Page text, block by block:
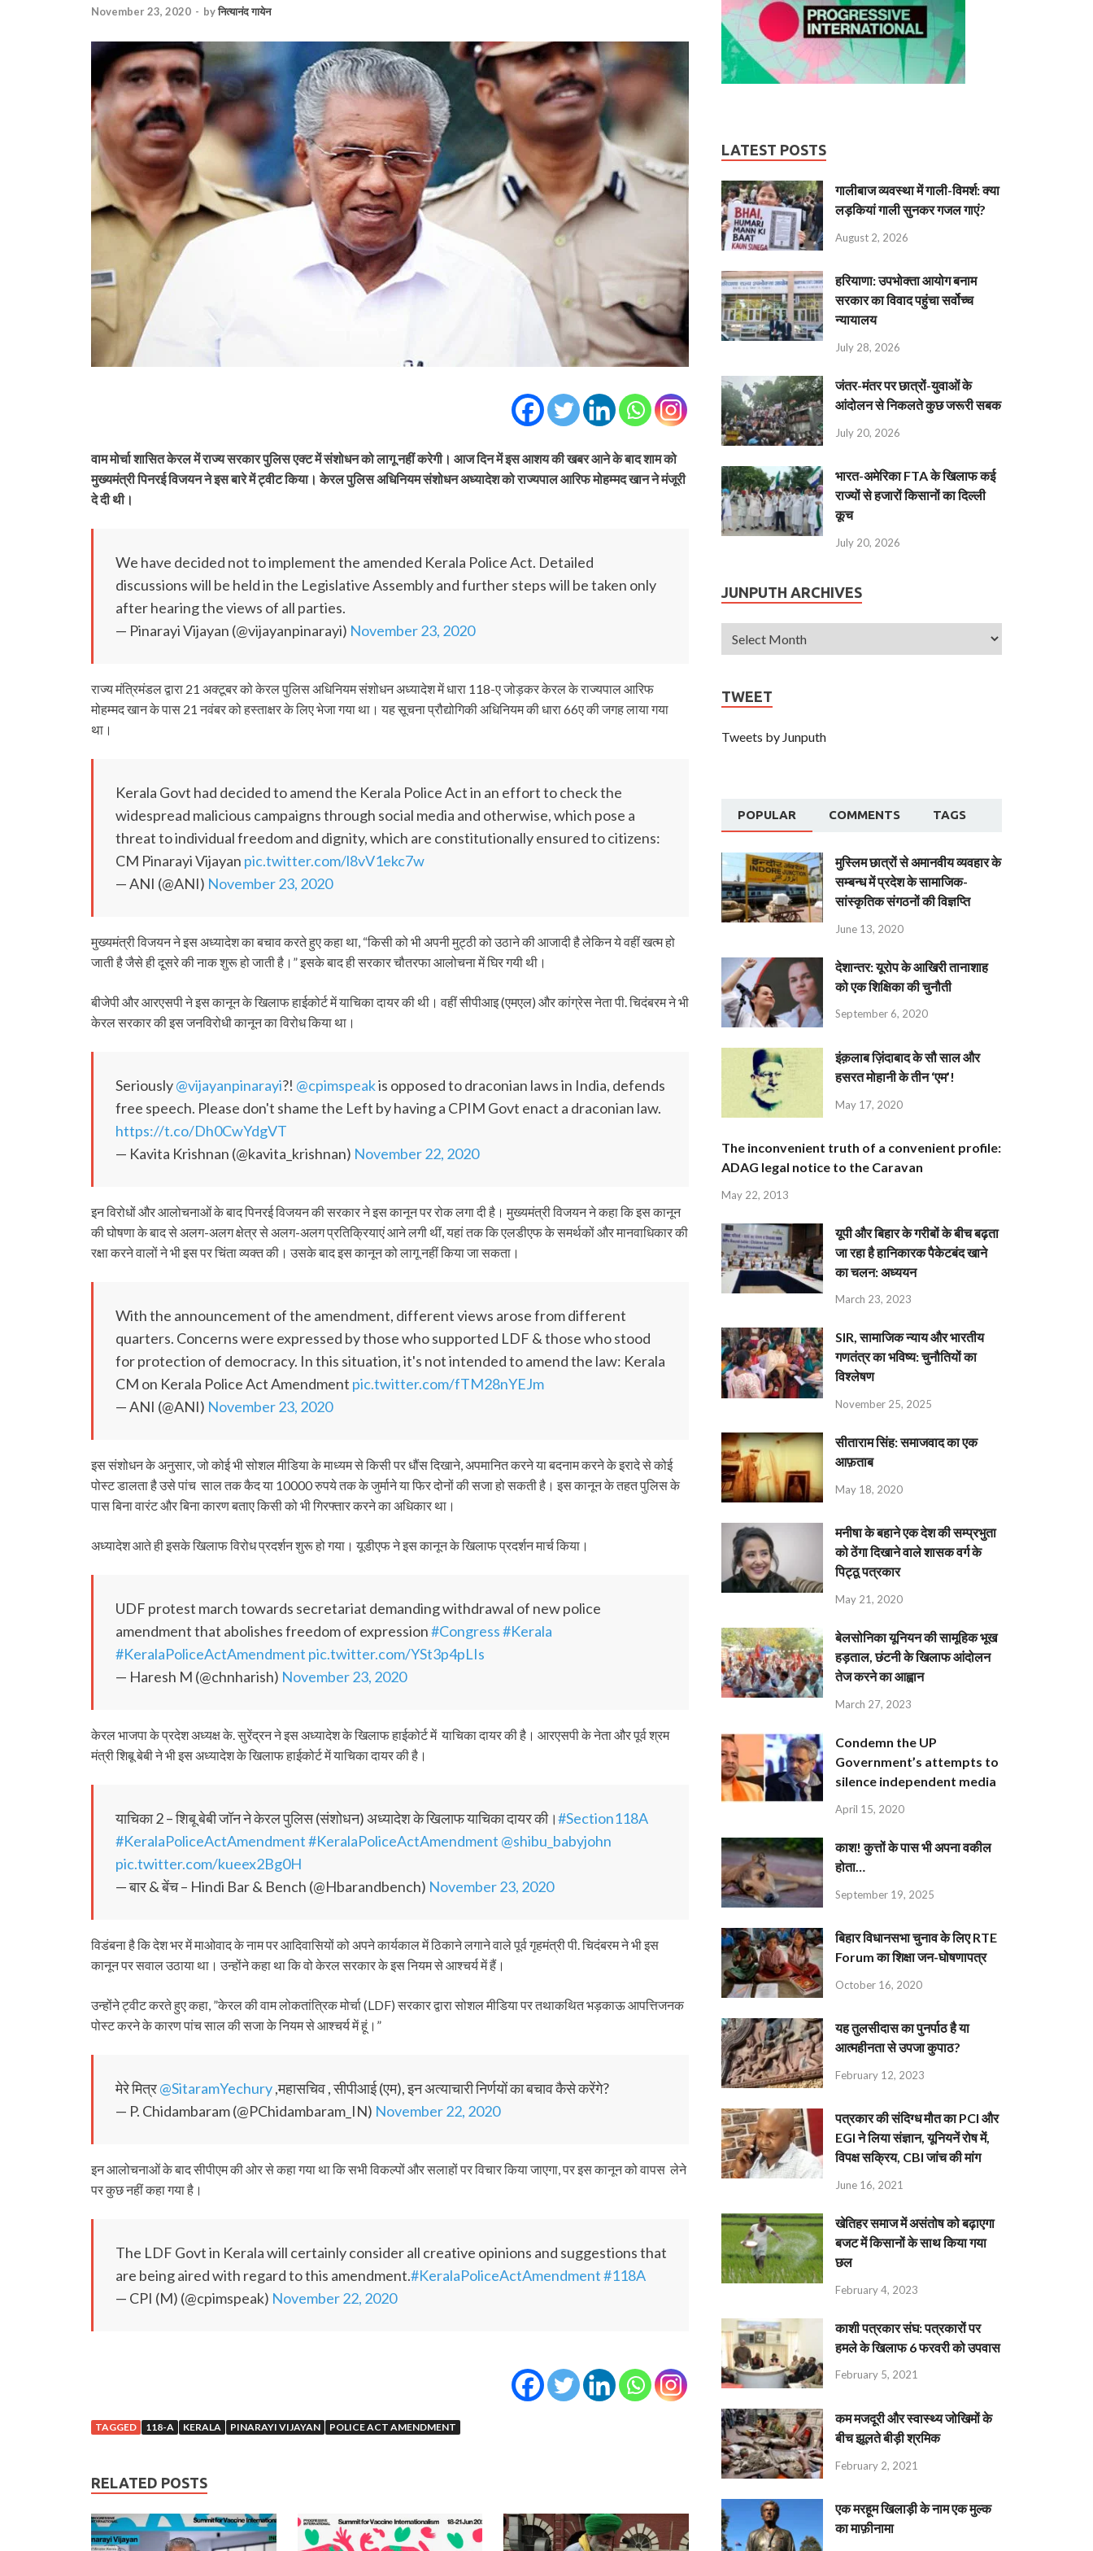
November 23, 2020 - byनित्यानंद गायेन
वाम मोर्चा शासित केरल में राज्य सरकार पुलिस एक्‍ट में संशोधन को लागू नहीं करेगी। आज दिन में इस आशय की खबर आने के बाद शाम को
मुख्यमंत्री पिनरई विजयन ने इस बारे में ट्वीट किया। केरल पुलिस अधिनियम संशोधन अध्यादेश को राज्यपाल आरिफ मोहम्मद खान ने मंजूरी
दे दी थी।
We have decided not to implement the amended Kerala Police Act. Detailed
discussions will be held in the Legislative Assembly and further steps will be taken only
after hearing the views of all parties.
— Pinarayi Vijayan (@vijayanpinarayi) November 23, 2020
राज्य मंत्रिमंडल द्वारा 21 अक्टूबर को केरल पुलिस अधिनियम संशोधन अध्यादेश में धारा 118-ए जोड़कर केरल के राज्यपाल आरिफ
मोहम्मद खान के पास 21 नवंबर को हस्ताक्षर के लिए भेजा गया था। यह सूचना प्रौद्योगिकी अधिनियम की धारा 66ए की जगह लाया गया
था।
Kerala Govt had decided to amend the Kerala Police Act in an effort to check the
widespread malicious campaigns through social media and otherwise, which pose a
threat to individual freedom and dignity, which are constitutionally ensured to citizens:
CM Pinarayi Vijayan pic.twitter.com/l8vV1ekc7w
— ANI (@ANI) November 23, 2020
मुख्यमंत्री विजयन ने इस अध्यादेश का बचाव करते हुए कहा था, “किसी को भी अपनी मुट्ठी को उठाने की आजादी है लेकिन ये वहीं खत्म हो
जाती है जैसे ही दूसरे की नाक शुरू हो जाती है।” इसके बाद ही सरकार चौतरफा आलोचना में घिर गयी थी।
बीजेपी और आरएसपी ने इस कानून के खिलाफ हाईकोर्ट में याचिका दायर की थी। वहीं सीपीआइ (एमएल) और कांग्रेस नेता पी. चिदंबरम ने भी
केरल सरकार की इस जनविरोधी कानून का विरोध किया था।
Seriously@vijayanpinarayi?! @cpimspeakis opposed to draconian laws in India, defends
free speech. Please don't shame the Left by having a CPIM Govt enact a draconian law.
https://t.co/Dh0CwYdgVT
— Kavita Krishnan (@kavita_krishnan) November 22, 2020
इन विरोधों और आलोचनाओं के बाद पिनरई विजयन की सरकार ने इस कानून पर रोक लगा दी है। मुख्यमंत्री विजयन ने कहा कि इस कानून
की घोषणा के बाद से अलग-अलग क्षेत्र से अलग-अलग प्रतिक्रियाएं आने लगी थीं, यहां तक कि एलडीएफ के समर्थकों और मानवाधिकार की
रक्षा करने वालों ने भी इस पर चिंता व्यक्त की। उसके बाद इस कानून को लागू नहीं किया जा सकता।
With the announcement of the amendment, different views arose from different
quarters. Concerns were expressed by those who supported LDF & those who stood
for protection of democracy. In this situation, it's not intended to amend the law: Kerala
CM on Kerala Police Act Amendment pic.twitter.com/fTM28nYEJm
— ANI (@ANI) November 23, 2020
इस संशोधन के अनुसार, जो कोई भी सोशल मीडिया के माध्यम से किसी पर धौंस दिखाने, अपमानित करने या बदनाम करने के इरादे से कोई
पोस्ट डालता है उसे पांच साल तक कैद या 10000 रुपये तक के जुर्माने या फिर दोनों की सजा हो सकती है। इस कानून के तहत पुलिस के
पास बिना वारंट और बिना कारण बताए किसी को भी गिरफ्तार करने का अधिकार था।
अध्यादेश आते ही इसके खिलाफ विरोध प्रदर्शन शुरू हो गया। यूडीएफ ने इस कानून के खिलाफ प्रदर्शन मार्च किया।
UDF protest march towards secretariat demanding withdrawal of new police
amendment that abolishes freedom of expression#Congress#Kerala
#KeralaPoliceActAmendment pic.twitter.com/YSt3p4pLIs
— Haresh M (@chnharish) November 23, 2020
केरल भाजपा के प्रदेश अध्यक्ष के. सुरेंद्रन ने इस अध्यादेश के खिलाफ हाईकोर्ट में याचिका दायर की है। आरएसपी के नेता और पूर्व श्रम
मंत्री शिबू बेबी ने भी इस अध्यादेश के खिलाफ हाईकोर्ट में याचिका दायर की है।
याचिका 2 – शिबू बेबी जॉन ने केरल पुलिस (संशोधन) अध्यादेश के खिलाफ याचिका दायर की।#Section118A
#KeralaPoliceActAmendment#KeralaPoliceActAmendment @shibu_babyjohn
pic.twitter.com/kueex2Bg0H
— बार & बेंच – Hindi Bar & Bench (@Hbarandbench) November 23, 2020
विडंबना है कि देश भर में माओवाद के नाम पर आदिवासियों को अपने कार्यकाल में ठिकाने लगाने वाले पूर्व गृहमंत्री पी. चिदंबरम ने भी इस
कानून पर सवाल उठाया था। उन्होंने कहा था कि वो केरल सरकार के इस नियम से आश्चर्य में हैं।
उन्होंने ट्वीट करते हुए कहा, ”केरल की वाम लोकतांत्रिक मोर्चा (LDF) सरकार द्वारा सोशल मीडिया पर तथाकथित भड़काऊ आपत्तिजनक
पोस्ट करने के कारण पांच साल की सजा के नियम से आश्चर्य में हूं।”
मेरे मित्र@SitaramYechury,महासचिव , सीपीआई (एम), इन अत्याचारी निर्णयों का बचाव कैसे करेंगे?
— P. Chidambaram (@PChidambaram_IN) November 22, 2020
इन आलोचनाओं के बाद सीपीएम की ओर से कहा गया था कि सभी विकल्पों और सलाहों पर विचार किया जाएगा, पर इस कानून को वापस लेने
पर कुछ नहीं कहा गया है।
The LDF Govt in Kerala will certainly consider all creative opinions and suggestions that
are being aired with regard to this amendment.#KeralaPoliceActAmendment#118A
— CPI (M) (@cpimspeak) November 22, 2020
TAGGED 118-A KERALA PINARAYI VIJAYAN POLICE ACT AMENDMENT
RELATED POSTS
LATEST POSTS
गालीबाज व्‍यवस्‍था में गाली-विमर्श: क्या
लड़कियां गाली सुनकर गजल गाएं?
August 2, 2026
हरियाणा: उपभोक्ता आयोग बनाम
सरकार का विवाद पहुंचा सर्वोच्च
न्यायालय
July 28, 2026
जंतर-मंतर पर छात्रों-युवाओं के
आंदोलन से निकलते कुछ जरूरी सबक
July 20, 2026
भारत-अमेरिका FTA के खिलाफ कई
राज्यों से हजारों किसानों का दिल्ली
कूच
July 20, 2026
JUNPUTH ARCHIVES
TWEET
Tweets by Junputh
POPULAR COMMENTS TAGS
मुस्लिम छात्रों से अमानवीय व्यवहार के
सम्बन्ध में प्रदेश के सामाजिक-
सांस्कृतिक संगठनों की विज्ञप्ति
June 13, 2020
देशान्‍तर: यूरोप के आखिरी तानाशाह
को एक शिक्षिका की चुनौती
September 6, 2020
इंक़लाब ज़िंदाबाद के सौ साल और
हसरत मोहानी के तीन ‘एम’!
May 17, 2020
The inconvenient truth of a convenient profile:
ADAG legal notice to the Caravan
May 22, 2013
यूपी और बिहार के गरीबों के बीच बढ़ता
जा रहा है हानिकारक पैकेटबंद खाने
का चलन: अध्ययन
March 23, 2023
SIR, सामाजिक न्याय और भारतीय
गणतंत्र का भविष्य: चुनौतियों का
विश्लेषण
November 25, 2025
सीताराम सिंह: समाजवाद का एक
आफ़ताब
May 18, 2020
मनीषा के बहाने एक देश की सम्प्रभुता
को ठेंगा दिखाने वाले शासक वर्ग के
पिट्ठू पत्रकार
May 21, 2020
बेलसोनिका यूनियन की सामूहिक भूख
हड़ताल, छंटनी के खिलाफ आंदोलन
तेज करने का आह्वान
March 27, 2023
Condemn the UP
Government’s attempts to
silence independent media
April 15, 2020
काश! कुत्तों के पास भी अपना वकील
होता…
September 19, 2025
बिहार विधानसभा चुनाव के लिए RTE
Forum का शिक्षा जन-घोषणापत्र
October 16, 2020
यह तुलसीदास का पुनर्पाठ है या
आत्महीनता से उपजा कुपाठ?
February 12, 2023
पत्रकार की संदिग्ध मौत का PCI और
EGI ने लिया संज्ञान, यूनियनें रोष में,
विपक्ष सक्रिय, CBI जांच की मांग
June 16, 2021
खेतिहर समाज में असंतोष को बढ़ाएगा
बजट में किसानों के साथ किया गया
छल
February 4, 2023
काशी पत्रकार संघ: पत्रकारों पर
हमले के खिलाफ 6 फरवरी को उपवास
February 5, 2021
कम मजदूरी और स्वास्थ्य जोखिमों के
बीच झूलते बीड़ी श्रमिक
February 2, 2021
एक मरहूम खिलाड़ी के नाम एक मुल्क
का माफ़ीनामा